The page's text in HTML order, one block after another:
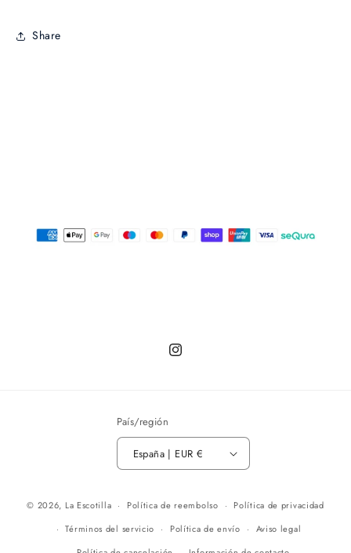
Share
Instagram
País/región
España | EUR €
© 2026, La Escotilla Política de reembolso
Política de privacidad
Términos del servicio
Política de envío
Aviso legal